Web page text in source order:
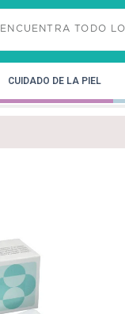
CUIDADO DE LA PIEL